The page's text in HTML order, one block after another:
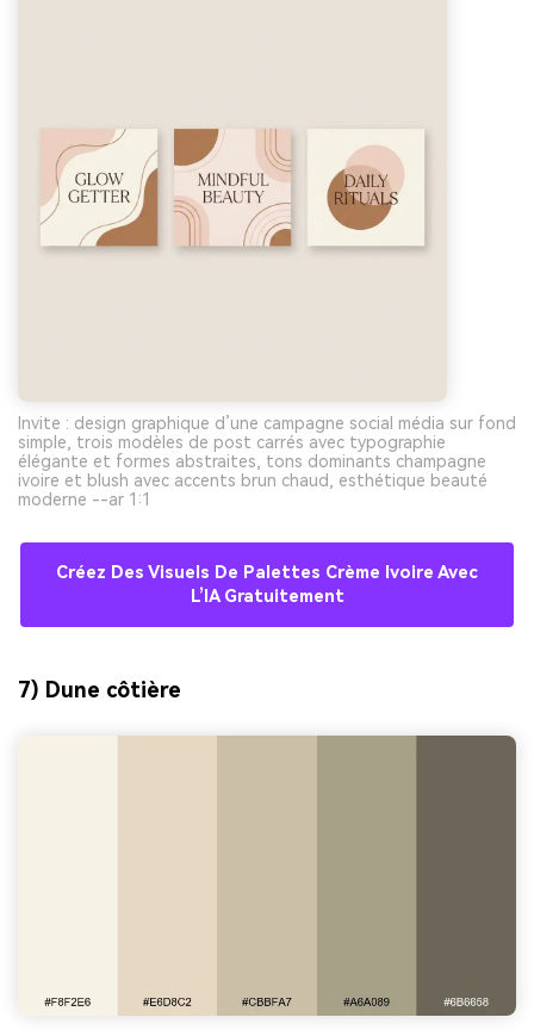
Invite : design graphique d’une campagne social média sur fond
simple, trois modèles de post carrés avec typographie
élégante et formes abstraites, tons dominants champagne
ivoire et blush avec accents brun chaud, esthétique beauté
moderne --ar 1:1
Créez Des Visuels De Palettes Crème Ivoire Avec
L’IA Gratuitement
7) Dune côtière